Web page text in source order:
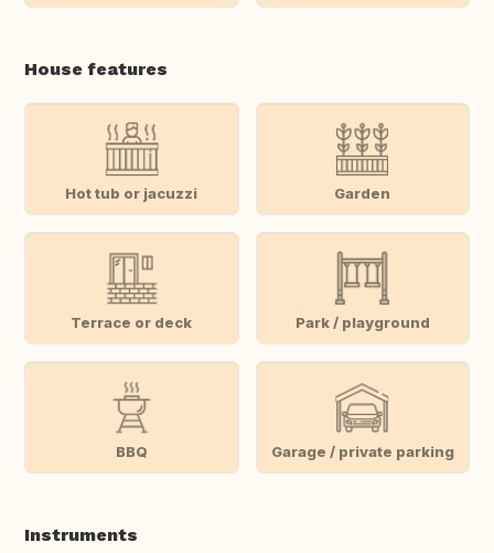
House features
Hot tub or jacuzzi Garden
Terrace or deck Park / playground
BBQ Garage / private parking
Instruments